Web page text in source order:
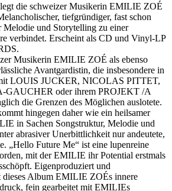
die schweizer Musikerin EMILIE ZOÉ
tiefgründiger, fast schon
Melodie und Storytelling zu einer
verbindet. Erscheint als CD und Vinyl-LP
Musikerin EMILIE ZOÉ als ebenso
Avantgardistin, die insbesondere in
LOUIS JUCKER, NICOLAS PITTET,
oder ihrem PROJEKT /A
die Grenzen des Möglichen auslotete.
hingegen daher wie ein heilsamer
in Sachen Songstruktur, Melodie und
abrasiver Unerbittlichkeit nur andeutete,
„Hello Future Me“ ist eine lupenreine
mit der EMILIE ihr Potential erstmals
Eigenproduziert und
dieses Album EMILIE ZOÉs innere
fein gearbeitet mit EMILIEs